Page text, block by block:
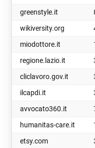
greenstyle.it
wikiversity.org
miodottore.it
regione.lazio.it
cliclavoro.gov.it
ilcapdi.it
avvocato360.it
humanitas-care.it
etsy.com